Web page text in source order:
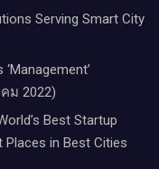
Serving Smart City
ม 2022)
Best Startup
Places in Best Cities